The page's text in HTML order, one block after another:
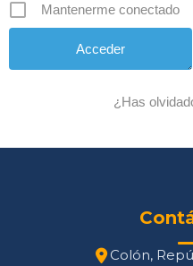
Mantenerme conectado
¿Has
Colón,